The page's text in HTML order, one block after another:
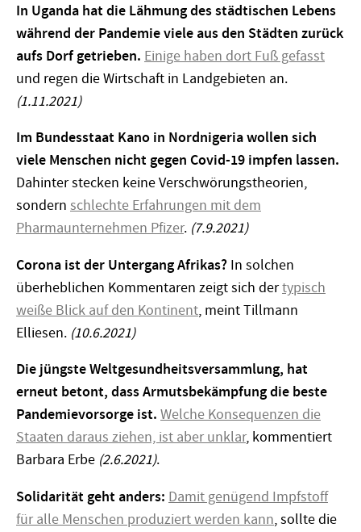
In Uganda hat die Lähmung des städtischen Lebens
während der Pandemie viele aus den Städten zurück
aufs Dorf getrieben. Einige haben dort Fuß gefasst
und regen die Wirtschaft in Land­gebieten an.
(1.11.2021)
Im Bundesstaat Kano in Nordnigeria wollen sich
viele Menschen nicht gegen Covid-19 impfen lassen.
Dahinter stecken keine Verschwörungstheorien,
sondern schlechte Erfahrungen mit dem
Pharmaunternehmen Pfizer. (7.9.2021)
Corona ist der Untergang Afrikas? In solchen
überheblichen Kommentaren zeigt sich dertypisch
weiße Blick auf den Kontinent, meint Tillmann
Elliesen. (10.6.2021)
Die jüngste Weltgesundheitsversammlung, hat
erneut betont, dass Armutsbekämpfung die beste
Pandemievorsorge ist. Welche Konsequenzen die
Staaten daraus ziehen, ist aber unklar, kommentiert
Barbara Erbe (2.6.2021).
Solidarität geht anders: Damit genügend Impfstoff
für alle Menschen produziert werden kann, sollte die